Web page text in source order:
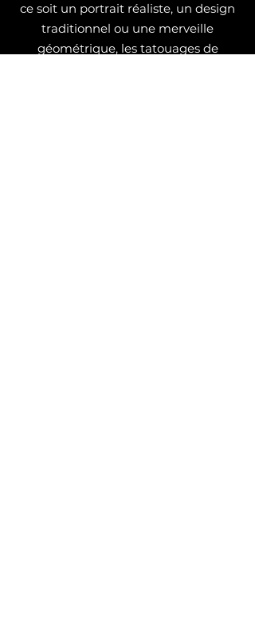
ce soit un portrait réaliste, un design
traditionnel ou une merveille
géométrique, les tatouages de